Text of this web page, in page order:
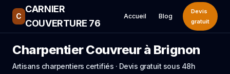
C
CARNIER
COUVERTURE 76
Accueil Blog
Devis
gratuit
Charpentier Couvreur à Brignon
Artisans charpentiers certifiés · Devis gratuit sous 48h